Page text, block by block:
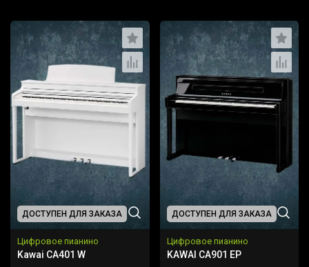
ДОСТУПЕН ДЛЯ ЗАКАЗА
Цифровое пианино
Kawai CA401 W
ДОСТУПЕН ДЛЯ ЗАКАЗА
Цифровое пианино
KAWAI CA901 EP